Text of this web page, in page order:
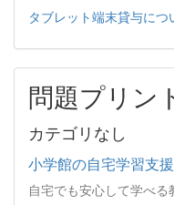
タブレット端末貸与に
問題プリン
カテゴリなし
小学館の自宅学習支
自宅でも安心して学べる